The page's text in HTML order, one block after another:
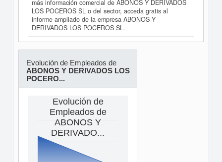
más información comercial de ABONOS Y DERIVADOS
LOS POCEROS SL o del sector, acceda gratis al
informe ampliado de la empresa ABONOS Y
DERIVADOS LOS POCEROS SL.
Evolución de Empleados de
ABONOS Y DERIVADOS LOS
POCERO...
Evolución de
Empleados de
ABONOS Y
DERIVADO...